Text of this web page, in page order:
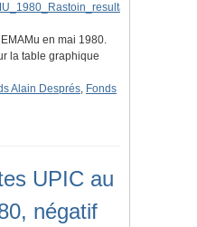
en mai 1980.
la table graphique
Alain Després, Fonds
UPIC au
négatif